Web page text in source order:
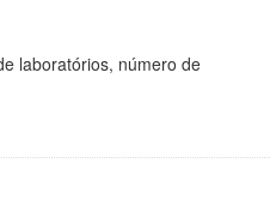
laboratórios, número de